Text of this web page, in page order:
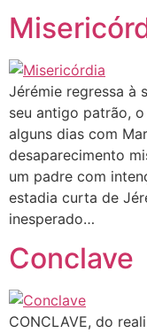
Jérémie regressa à
seu antigo patrão,
alguns dias com
desaparecimento
um padre com
estadia curta de
inesperado…
Conclave
CONCLAVE, do